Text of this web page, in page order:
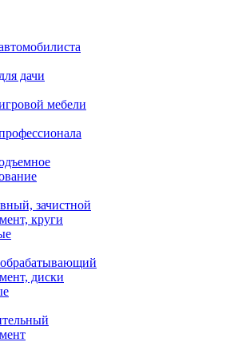
дачи
мебели
зачистной
круги
диски